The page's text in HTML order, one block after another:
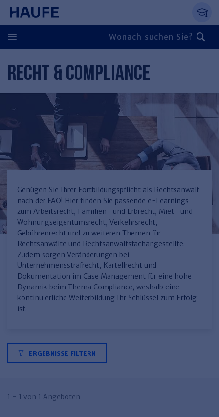
Springe direkt zum Hauptinhalt, zur
Zum Hauptinhalt springen
Zur Navigation springen
Zur Suche springen
Zurück
Personal
Finden Sie Ihr Thema
Arbeitsrecht
Führung
Personalmanagement und
Organisation
Personalentwicklung und
Talentmanagement
Persönlichkeitsentwicklung
Steuern & Rechnungswesen
Finden Sie Ihr Thema
Rechnungswesen
Entgeltabrechnung
Steuerkanzlei und Gebühren
Software und Tools
Recht & Compliance
Finden Sie Ihr Thema
Familien- und Erbrecht
Miet- und WE-Recht
Rechtsanwaltskanzlei und Gebühren
Verkehrsrecht
Wirtschaftsrecht
Insolvenzrecht
Zurück
Immobilien
Finden Sie Ihr Thema
Miet- und Bestandsverwaltung
WEG-Verwaltung
Wohnungswirtschaft
Immobilienverwaltung
Zurück
Öffentlicher Dienst
Finden Sie Ihr Thema
TV-L
TVöD
Kommunale Finanzen
Zurück
Arbeitsschutz & BGM
Finden Sie Ihr Thema
Arbeitsschutz
Zurück
Produktpräsentationen
Haufe Personal Office
RECHT & COMPLIANCE
Genügen Sie Ihrer Fortbildungspflicht als Rechtsanwalt
nach der FAO! Hier finden Sie passende e-Learnings
zum Arbeitsrecht, Familien- und Erbrecht, Miet- und
Wohnungseigentumsrecht, Verkehrsrecht,
Gebührenrecht und zu weiteren Themen für
Rechtsanwälte und Rechtsanwaltsfachangestellte.
Zudem sorgen Veränderungen bei
Unternehmensstrafrecht, Kartellrecht und
Dokumentation im Case Management für eine hohe
Dynamik beim Thema Compliance, weshalb eine
kontinuierliche Weiterbildung Ihr Schlüssel zum Erfolg
ist.
ERGEBNISSE FILTERN
1 - 1 von 1 Angeboten